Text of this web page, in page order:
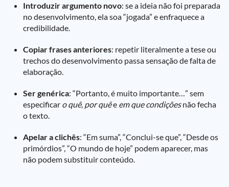
Introduzir argumento novo: se a ideia não foi preparada
no desenvolvimento, ela soa “jogada” e enfraquece a
credibilidade.
Copiar frases anteriores: repetir literalmente a tese ou
trechos do desenvolvimento passa sensação de falta de
elaboração.
Ser genérica: “Portanto, é muito importante…” sem
especificar o quê, por quêe em que condiçõesnão fecha
o texto.
Apelar a clichês: “Em suma”, “Conclui-se que”, “Desde os
primórdios”, “O mundo de hoje” podem aparecer, mas
não podem substituir conteúdo.